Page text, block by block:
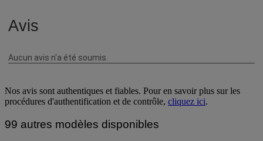
Nos avis sont authentiques et fiables. Pour en savoir plus sur les
procédures d'authentification et de contrôle, cliquez ici.
99 autres modèles disponibles